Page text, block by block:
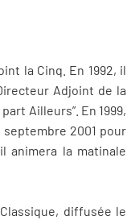
la Cinq. En 1992, il
Adjoint de la
Ailleurs”. En 1999,
2001 pour
animera la matinale
diffusée le